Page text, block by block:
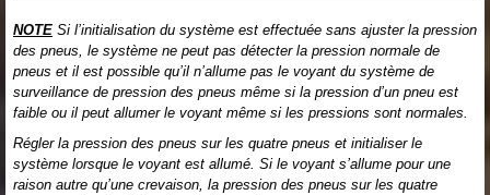
NOTE Si l’initialisation du système est effectuée sans ajuster la pression
des pneus, le système ne peut pas détecter la pression normale de
pneus et il est possible qu’il n’allume pas le voyant du système de
surveillance de pression des pneus même si la pression d’un pneu est
faible ou il peut allumer le voyant même si les pressions sont normales.
Régler la pression des pneus sur les quatre pneus et initialiser le
système lorsque le voyant est allumé. Si le voyant s’allume pour une
raison autre qu’une crevaison, la pression des pneus sur les quatre